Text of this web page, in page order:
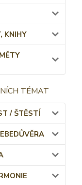
KNIHY
TÉMAT
/ ŠTĚSTÍ